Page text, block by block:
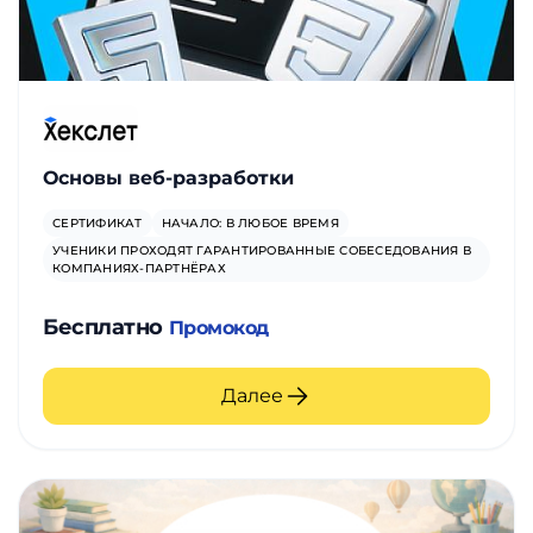
Основы веб-разработки
СЕРТИФИКАТ
НАЧАЛО: В ЛЮБОЕ ВРЕМЯ
УЧЕНИКИ ПРОХОДЯТ ГАРАНТИРОВАННЫЕ СОБЕСЕДОВАНИЯ В
КОМПАНИЯХ-ПАРТНЁРАХ
Бесплатно Промокод
Далее